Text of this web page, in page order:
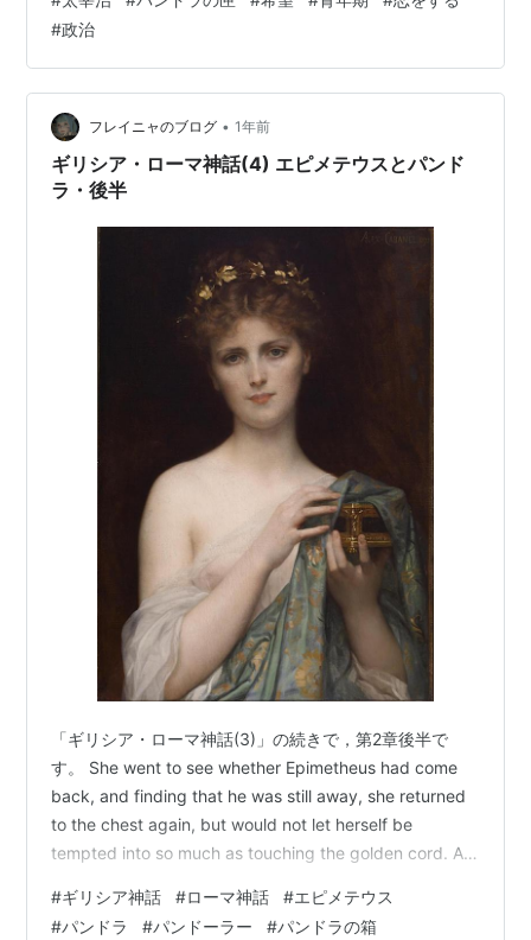
る形で全作品を文庫で揃えて順々に読んでいきました。
ただ、どこまで理解して読んでいたかは怪しいです。そ
の時に刺さるところだけをすがって読んでいたのであり
ました。２０代前半のこと。その後は、３０代前半まで
ずっと触れずじまいだった。３０代半ば、私に転機が訪
れ、言わば開眼し、それまでのものに対する理解が開
け…
#政治
フレイニャのブログ • 1年前
ギリシア・ローマ神話(4) エピメテウスとパンド
ラ・後半
「ギリシア・ローマ神話(3)」の続きで，第2章後半で
す。 She went to see whether Epimetheus had come
back, and finding that he was still away, she returned
to the chest again, but would not let herself be
tempted into so much as touching the golden cord. As
heard some little…
#ギリシア神話 #ローマ神話 #エピメテウス
#パンドラ #パンドーラー #パンドラの箱